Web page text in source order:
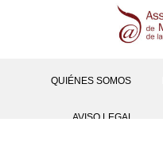
QUIÉNES SOMOS
AVISO LEGAL